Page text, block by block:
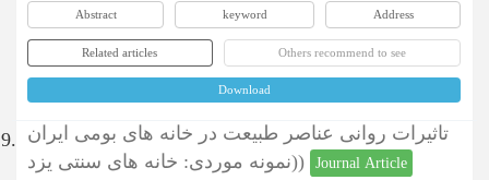
Abstract keyword Address
Related articles Others recommend to see
Download
9. تاثیرات روانی عناصر طبیعت در خانه های بومی ایران
(نمونه موردی: خانه های سنتی یزد)
Journal Article